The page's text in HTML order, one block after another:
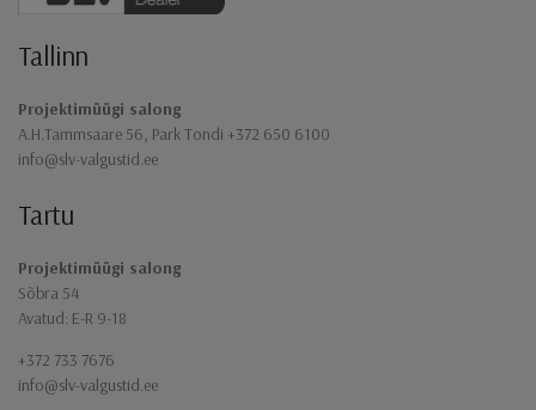
Jaluse navigatsioon
Tallinn
Projektimüügi salong
A.H.Tammsaare 56, Park Tondi +372 650 6100
info@slv-valgustid.ee
Tartu
Projektimüügi salong
Sõbra 54
Avatud: E-R 9-18
+372 733 7676
info@slv-valgustid.ee